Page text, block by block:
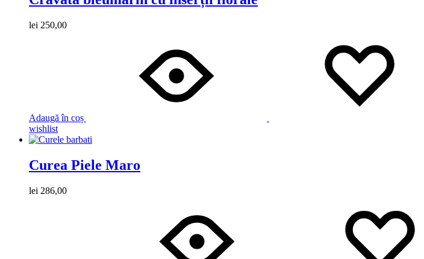
lei 250,00
Adaugă în coș
wishlist
Curea Piele Maro
lei 286,00